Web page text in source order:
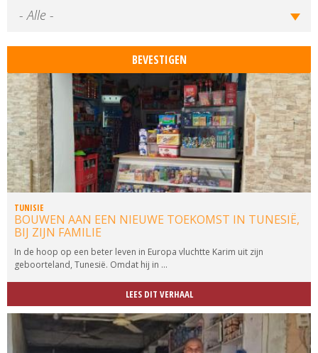
TUNISIE
BOUWEN AAN EEN NIEUWE TOEKOMST IN TUNESIË,
BIJ ZIJN FAMILIE
In de hoop op een beter leven in Europa vluchtte Karim uit zijn
geboorteland, Tunesië. Omdat hij in ...
LEES DIT VERHAAL